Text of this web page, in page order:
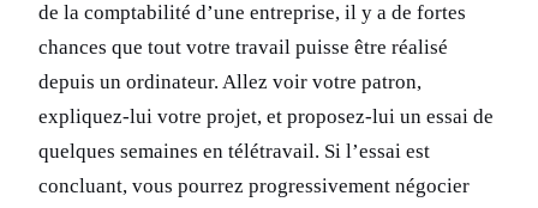
de la comptabilité d’une entreprise, il y a de fortes
chances que tout votre travail puisse être réalisé
depuis un ordinateur. Allez voir votre patron,
expliquez-lui votre projet, et proposez-lui un essai de
quelques semaines en télétravail. Si l’essai est
concluant, vous pourrez progressivement négocier